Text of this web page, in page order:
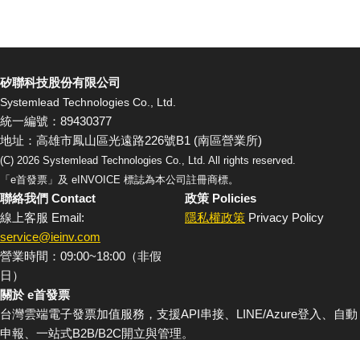
矽聯科技股份有限公司
Systemlead Technologies Co., Ltd.
統一編號：89430377
地址：高雄市鳳山區光遠路226號B1 (南區營業所)
(C) 2026 Systemlead Technologies Co., Ltd. All rights reserved.
「e首發票」及 eINVOICE 標誌為本公司註冊商標。
聯絡我們 Contact
線上客服 Email:
service@ieinv.com
營業時間：09:00~18:00（非假
日）
政策 Policies
隱私權政策 Privacy Policy
關於 e首發票
台灣雲端電子發票加值服務，支援API串接、LINE/Azure登入、自動
申報、一站式B2B/B2C開立與管理。